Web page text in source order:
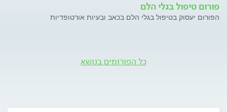
פורום טיפול בגלי הלם
הפורום יעסוק בטיפול בגלי הלם בכאב ובעיות אורטופדיות
כל הפורומים בנושא